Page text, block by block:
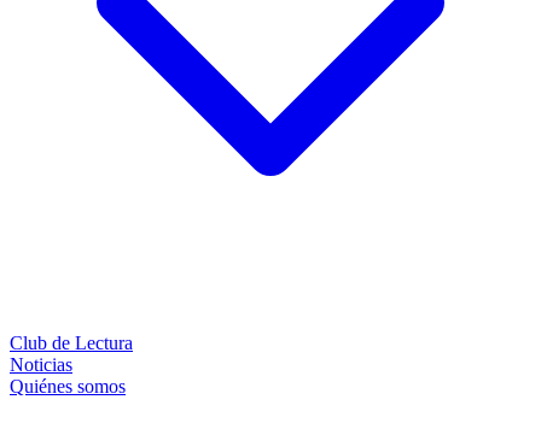
Club de Lectura
Noticias
Quiénes somos